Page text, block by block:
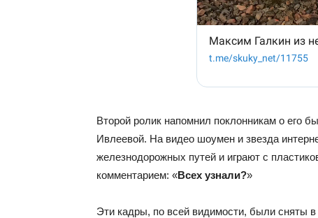
Второй ролик напомнил поклонникам о его
Ивлеевой. На видео шоумен и звезда
железнодорожных путей и играют с
комментарием: «Всех узнали?»
Эти кадры, по всей видимости, были сняты